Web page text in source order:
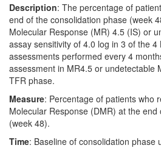
Description: The percentage of
end of the consolidation phase (week
Molecular Response (MR) 4.5 (IS) or
assay sensitivity of 4.0 log in 3 of the 4
assessments performed every 4
assessment in MR4.5 or undetectable
TFR phase.
Measure: Percentage of patients who
Molecular Response (DMR) at the
(week 48).
Time: Baseline of consolidation phase